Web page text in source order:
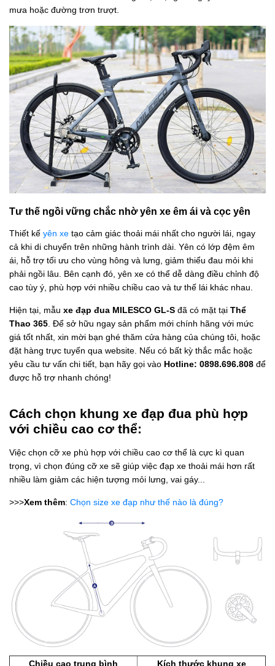
mưa hoặc đường trơn trượt.
Tư thế ngồi vững chắc nhờ yên xe êm ái và cọc yên
Thiết kế yên xe tạo cảm giác thoải mái nhất cho người lái, ngay
cả khi di chuyển trên những hành trình dài. Yên có lớp đệm êm
ái, hỗ trợ tối ưu cho vùng hông và lưng, giảm thiểu đau mỏi khi
phải ngồi lâu. Bên cạnh đó, yên xe có thể dễ dàng điều chỉnh độ
cao tùy ý, phù hợp với nhiều chiều cao và tư thế lái khác nhau.
Hiện tại, mẫu xe đạp đua MILESCO GL-S đã có mặt tại Thể
Thao 365 . Để sở hữu ngay sản phẩm mới chính hãng với mức
giá tốt nhất, xin mời bạn ghé thăm cửa hàng của chúng tôi, hoặc
đặt hàng trực tuyến qua website. Nếu có bất kỳ thắc mắc hoặc
yêu cầu tư vấn chi tiết, bạn hãy gọi vào Hotline: 0898.696.808 để
được hỗ trợ nhanh chóng!
Cách chọn khung xe đạp đua phù hợp
với chiều cao cơ thể:
Việc chọn cỡ xe phù hợp với chiều cao cơ thể là cực kì quan
trọng, vì chọn đúng cỡ xe sẽ giúp việc đạp xe thoải mái hơn rất
nhiều làm giảm các hiện tượng mỏi lưng, vai gáy...
>>>Xem thêm: Chọn size xe đạp như thế nào là đúng?
Chiều cao trung bình Kích thước khung xe